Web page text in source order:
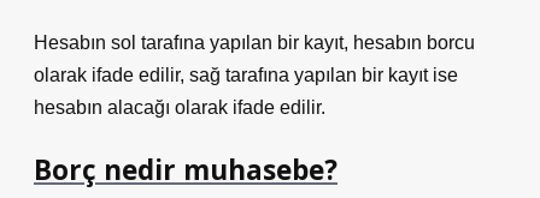
Hesabın sol tarafına yapılan bir kayıt, hesabın borcu
olarak ifade edilir, sağ tarafına yapılan bir kayıt ise
hesabın alacağı olarak ifade edilir.
Borç nedir muhasebe?